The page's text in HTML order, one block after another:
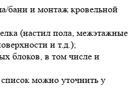
бани и монтаж кровельной
(настил пола, межэтажные
и т.д.);
блоков, в том числе и
можно уточнить у